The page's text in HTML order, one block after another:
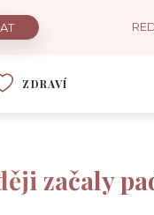
ZDRAVÍ
začaly